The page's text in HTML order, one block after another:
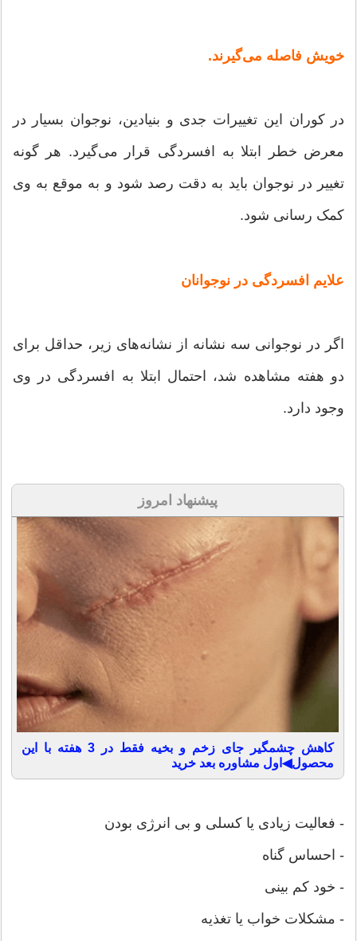
خویش فاصله می‌گیرند.
در کوران این تغییرات جدی و بنیادین، نوجوان بسیار در
معرض خطر ابتلا به افسردگی قرار می‌گیرد. هر گونه
تغییر در نوجوان باید به دقت رصد شود و به موقع به وی
کمک رسانی شود.
علایم افسردگی در نوجوانان
اگر در نوجوانی سه نشانه از نشانه‌های زیر، حداقل برای
دو هفته مشاهده شد، احتمال ابتلا به افسردگی در وی
وجود دارد.
پیشنهاد امروز
کاهش چشمگیر جای زخم و بخیه فقط در 3 هفته با این
محصول◀اول مشاوره بعد خرید
- فعالیت زیادی یا کسلی و بی انرژی بودن
- احساس گناه
- خود کم بینی
- مشکلات خواب یا تغذیه